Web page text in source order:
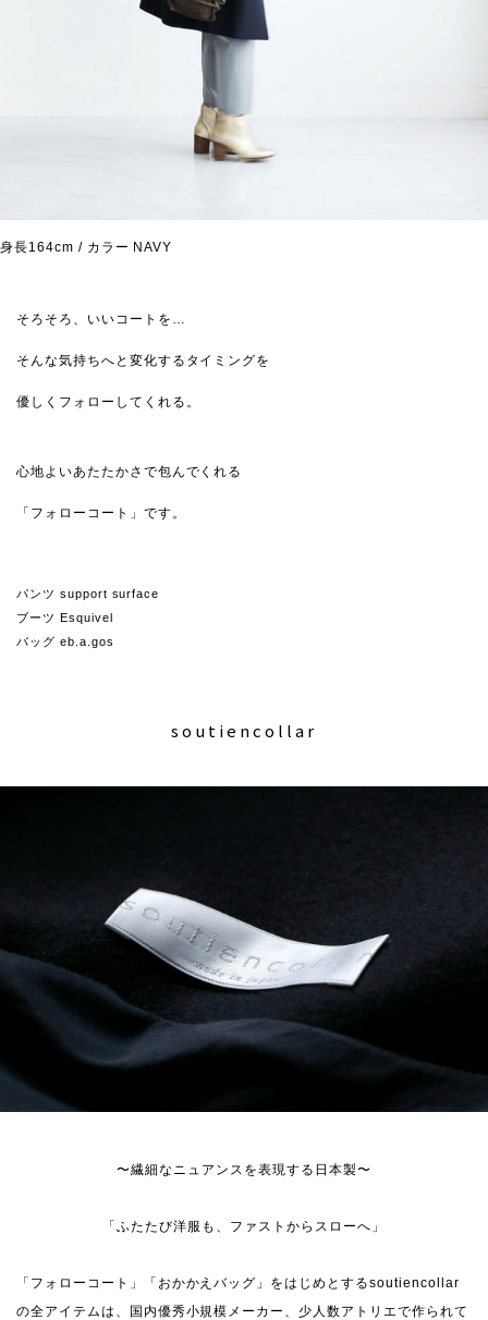
身長164cm / カラー NAVY
そろそろ、いいコートを…
そんな気持ちへと変化するタイミングを
優しくフォローしてくれる。
心地よいあたたかさで包んでくれる
「フォローコート」です。
パンツ support surface
ブーツ Esquivel
バッグ eb.a.gos
soutiencollar
〜繊細なニュアンスを表現する日本製〜
「ふたたび洋服も、ファストからスローへ」
「フォローコート」「おかかえバッグ」をはじめとするsoutiencollar
の全アイテムは、国内優秀小規模メーカー、少人数アトリエで作られて